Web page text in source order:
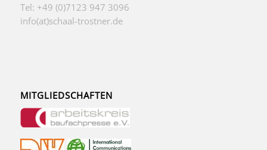
Tel: +49 (0)7123 947 3096
info(at)schaal-trostner.de
MITGLIEDSCHAFTEN